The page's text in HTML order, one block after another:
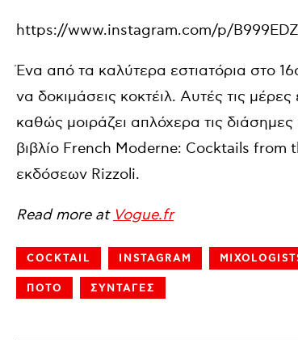
https://www.instagram.com/p/
Ένα από τα καλύτερα εστιατόρια στο
να δοκιμάσεις κοκτέιλ. Αυτές τις
καθώς μοιράζει απλόχερα τις διάσημες
βιβλίο French Moderne: Cocktails
εκδόσεων Rizzoli.
Read more at Vogue.fr
COCKTAIL INSTAGRAM
ΠΟΤΟ ΣΥΝΤΑΓΕΣ